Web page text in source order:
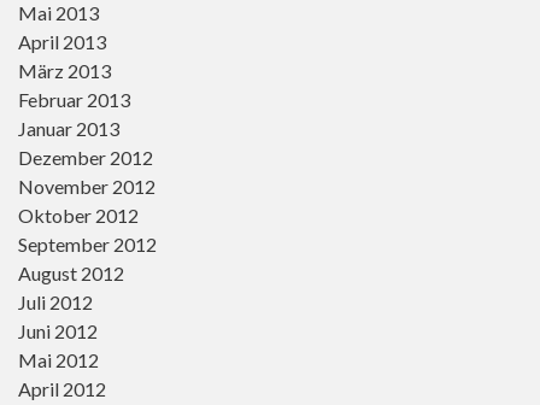
Mai 2013
April 2013
März 2013
Februar 2013
Januar 2013
Dezember 2012
November 2012
Oktober 2012
September 2012
August 2012
Juli 2012
Juni 2012
Mai 2012
April 2012